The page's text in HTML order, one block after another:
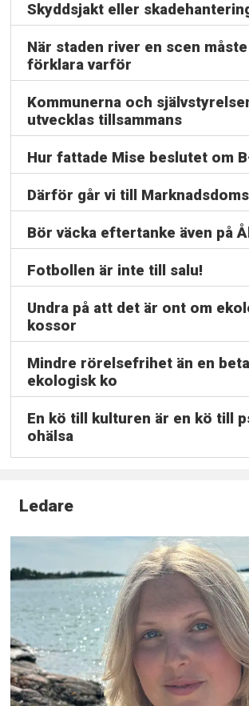
Skyddsjakt eller
När staden river en scen
förklara varför
Kommunerna och
utvecklas tillsammans
Hur fattade Mise beslutet om
Därför går vi till
Bör väcka eftertanke även på
Fotbollen är inte till salu!
Undra på att det är ont om
kossor
Mindre rörelsefrihet än en
ekologisk ko
En kö till kulturen är en kö till
ohälsa
Ledare